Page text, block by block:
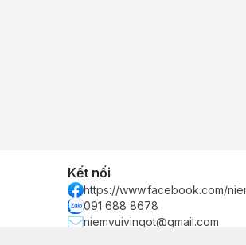
Kết nối
https://www.facebook.com/
091 688 8678
niemvuivingot@gmail.com